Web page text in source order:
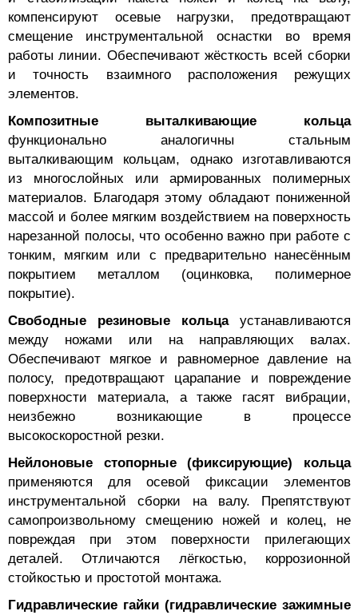
компенсируют осевые нагрузки, предотвращают
смещение инструментальной оснастки во время
работы линии. Обеспечивают жёсткость всей сборки
и точность взаимного расположения режущих
элементов.
Композитные выталкивающие кольца
функционально аналогичны стальным
выталкивающим кольцам, однако изготавливаются
из многослойных или армированных полимерных
материалов. Благодаря этому обладают пониженной
массой и более мягким воздействием на поверхность
нарезанной полосы, что особенно важно при работе с
тонким, мягким или с предварительно нанесённым
покрытием металлом (оцинковка, полимерное
покрытие).
Свободные резиновые кольцаустанавливаются
между ножами или на направляющих валах.
Обеспечивают мягкое и равномерное давление на
полосу, предотвращают царапание и повреждение
поверхности материала, а также гасят вибрации,
неизбежно возникающие в процессе
высокоскоростной резки.
Нейлоновые стопорные (фиксирующие) кольца
применяются для осевой фиксации элементов
инструментальной сборки на валу. Препятствуют
самопроизвольному смещению ножей и колец, не
повреждая при этом поверхности прилегающих
деталей. Отличаются лёгкостью, коррозионной
стойкостью и простотой монтажа.
Гидравлические гайки (гидравлические зажимные